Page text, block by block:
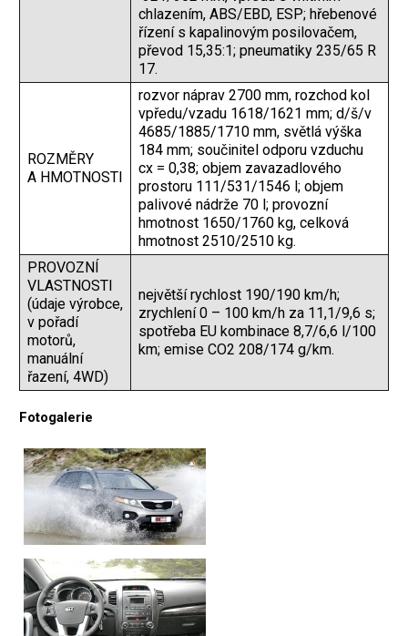
chlazením, ABS/EBD, ESP; hřebenové
řízení s kapalinovým posilovačem,
převod 15,35:1; pneumatiky 235/65 R
17.
ROZMĚRY
A HMOTNOSTI
rozvor náprav 2700 mm, rozchod kol
vpředu/vzadu 1618/1621 mm; d/š/v
4685/1885/1710 mm, světlá výška
184 mm; součinitel odporu vzduchu
cx = 0,38; objem zavazadlového
prostoru 111/531/1546 l; objem
palivové nádrže 70 l; provozní
hmotnost 1650/1760 kg, celková
hmotnost 2510/2510 kg.
PROVOZNÍ
VLASTNOSTI
(údaje výrobce,
v pořadí
motorů,
manuální
řazení, 4WD)
největší rychlost 190/190 km/h;
zrychlení 0 – 100 km/h za 11,1/9,6 s;
spotřeba EU kombinace 8,7/6,6 l/100
km; emise CO2 208/174 g/km.
Fotogalerie